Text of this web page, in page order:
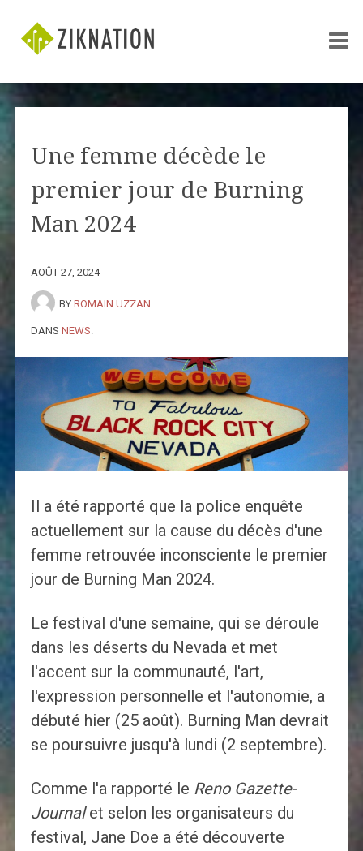
Une femme décède le
premier jour de Burning
Man 2024
AOÛT 27, 2024
BY ROMAIN UZZAN
DANS NEWS
Il a été rapporté que la police enquête
actuellement sur la cause du décès d'une
femme retrouvée inconsciente le premier
jour de Burning Man 2024.
Le festival d'une semaine, qui se déroule
dans les déserts du Nevada et met
l'accent sur la communauté, l'art,
l'expression personnelle et l'autonomie, a
débuté hier (25 août). Burning Man devrait
se poursuivre jusqu'à lundi (2 septembre).
Comme l'a rapporté le Reno Gazette-
Journalet selon les organisateurs du
festival, Jane Doe a été découverte